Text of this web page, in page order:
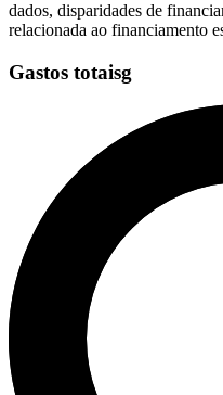
dados, disparidades de
relacionada ao financiamento
Gastos totaisg